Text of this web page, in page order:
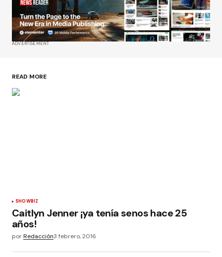
ADVERTISEMENT
READ MORE
SHOWBIZ
Caitlyn Jenner ¡ya tenía senos hace 25
años!
porRedacción3 febrero, 2016